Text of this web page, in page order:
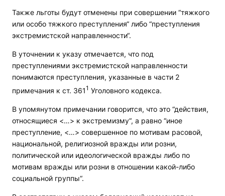
Также льготы будут отменены при совершении “тяжкого
или особо тяжкого преступления“ либо “преступления
экстремистской направленности“.
В уточнении к указу отмечается, что под
преступлениями экстремистской направленности
понимаются преступления, указанные в части 2
примечания к ст. 3611 Уголовного кодекса.
В упомянутом примечании говорится, что это “действия,
относящиеся <…> к экстремизму“, а равно “иное
преступление, <…> совершенное по мотивам расовой,
национальной, религиозной вражды или розни,
политической или идеологической вражды либо по
мотивам вражды или розни в отношении какой-либо
социальной группы“.